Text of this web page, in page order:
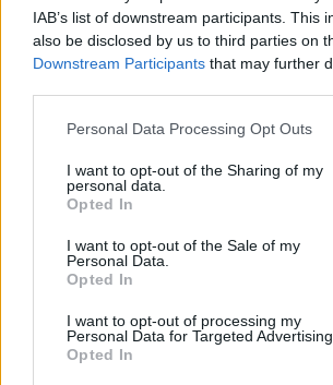
IAB’s list of downstream participants. This
also be disclosed by us to third parties on
Downstream Participants that may further
Please note that this website/app uses one
not limited to your visit or usage behaviour.
grant or deny consent to Google and its
use your data for below specified purposes
consent section.
Personal Data Processing Opt Outs
I want to opt-out of the Sharing of my
personal data.
Opted In
I want to opt-out of the Sale of my
Personal Data.
Opted In
I want to opt-out of processing my
Personal Data for Targeted Advertising.
Opted In
Bakgrunden är att de redan har
liknande fall:
bordtennisspelare. Där har CAS
avstängningen bryter mot
politisk neutralitet och icke-
och i det europeiska förbundets
konstitution. Det internationella
och måste nu låta ryska utövare
de uppfyller IOK:s kriterier.